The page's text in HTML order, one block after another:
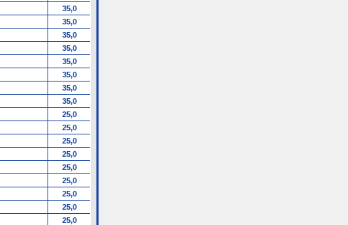
35,0
35,0
35,0
35,0
35,0
35,0
35,0
35,0
25,0
25,0
25,0
25,0
25,0
25,0
25,0
25,0
25,0